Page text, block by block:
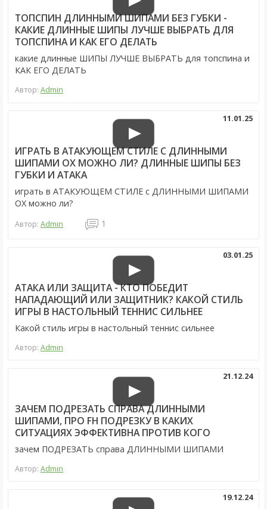
ТОПСПИН ДЛИННЫМИ ШИПАМИ БЕЗ ГУБКИ -
КАКИЕ ДЛИННЫЕ ШИПЫ ЛУЧШЕ ВЫБРАТЬ ДЛЯ
ТОПСПИНА И КАК ЕГО ДЕЛАТЬ
какие длинные ШИПЫ ЛУЧШЕ ВЫБРАТЬ для топспина и
КАК ЕГО ДЕЛАТЬ
Автор: Admin
ИГРАТЬ В АТАКУЮЩЕМ СТИЛЕ С ДЛИННЫМИ
ШИПАМИ OX МОЖНО ЛИ? ДЛИННЫЕ ШИПЫ БЕЗ
ГУБКИ И АТАКА
11.01.25
играть в АТАКУЮЩЕМ СТИЛЕ с ДЛИННЫМИ ШИПАМИ
OX можно ли?
Автор: Admin 1
АТАКА ИЛИ ЗАЩИТА - КТО ПОБЕДИТ
НАПАДАЮЩИЙ ИЛИ ЗАЩИТНИК? КАКОЙ СТИЛЬ
ИГРЫ В НАСТОЛЬНЫЙ ТЕННИС СИЛЬНЕЕ
03.01.25
Какой стиль игры в настольный теннис сильнее
Автор: Admin
ЗАЧЕМ ПОДРЕЗАТЬ СПРАВА ДЛИННЫМИ
ШИПАМИ, ПРО FH ПОДРЕЗКУ В КАКИХ
СИТУАЦИЯХ ЭФФЕКТИВНА ПРОТИВ КОГО
21.12.24
зачем ПОДРЕЗАТЬ справа ДЛИННЫМИ ШИПАМИ
Автор: Admin
19.12.24